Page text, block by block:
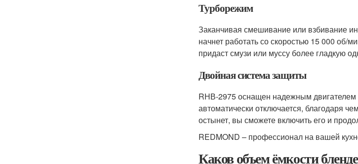
Турборежим
Заканчивая смешивание или взбивание
начнет работать со скоростью 15 000 об/
придаст смузи или муссу более гладкую
Двойная система защиты
RНВ-2975 оснащен надежным двигателем
автоматически отключается, благодаря
остынет, вы сможете включить его и
REDMOND – профессионал на вашей
Каков объем ёмкости